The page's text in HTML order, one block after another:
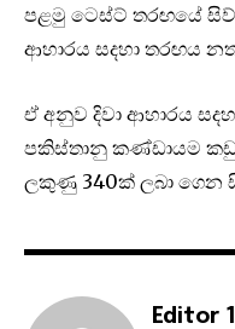
පළමු ටෙස්ට් තරඟයේ
ආහාරය සදහා තරඟය
ඒ අනුව දිවා ආහාරය
පකිස්තානු කණ්ඩායම
ලකුණු 340ක් ලබා ගෙන
Editor 1